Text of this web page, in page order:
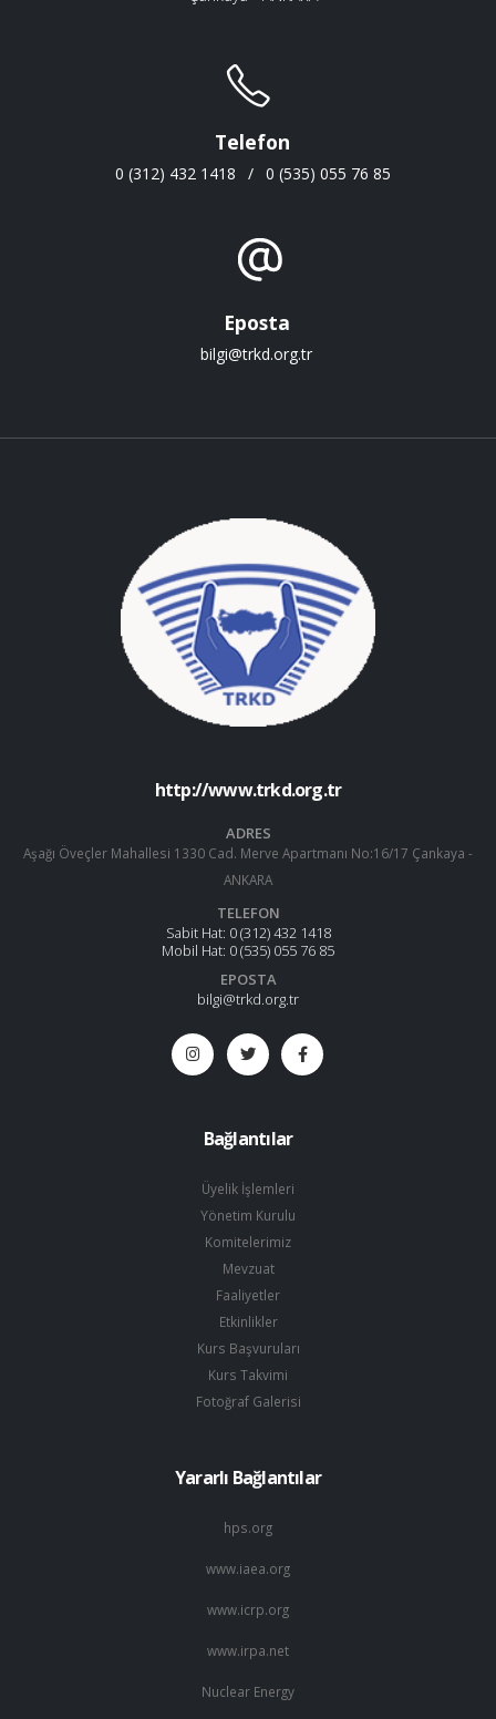
Telefon
0 (312) 432 1418 / 0 (535) 055 76 85
Eposta
bilgi@trkd.org.tr
http://www.trkd.org.tr
ADRES
Aşağı Öveçler Mahallesi 1330 Cad. Merve Apartmanı No:16/17 Çankaya -
ANKARA
TELEFON
Sabit Hat: 0 (312) 432 1418
Mobil Hat: 0 (535) 055 76 85
EPOSTA
bilgi@trkd.org.tr
Bağlantılar
Üyelik İşlemleri
Yönetim Kurulu
Komitelerimiz
Mevzuat
Faaliyetler
Etkinlikler
Kurs Başvuruları
Kurs Takvimi
Fotoğraf Galerisi
Yararlı Bağlantılar
hps.org
www.iaea.org
www.icrp.org
www.irpa.net
Nuclear Energy